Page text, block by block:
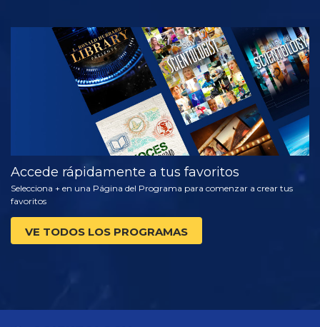
VE
EXPLORA LAS
SERIES
Accede rápidamente a tus favoritos
Selecciona + en una Página del Programa para comenzar a crear tus
favoritos
VE TODOS LOS PROGRAMAS